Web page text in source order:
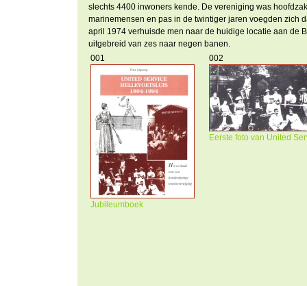
slechts 4400 inwoners kende. De vereniging was
marinemensen en pas in de twintiger jaren voegden zich
april 1974 verhuisde men naar de huidige locatie aan de
uitgebreid van zes naar negen banen.
001
Jubileumboek
002
Eerste foto van United